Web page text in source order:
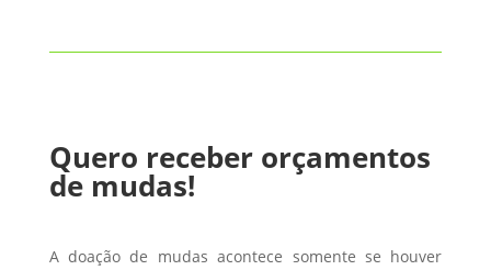
Quero receber orçamentos
de mudas!
A doação de mudas acontece somente se houver